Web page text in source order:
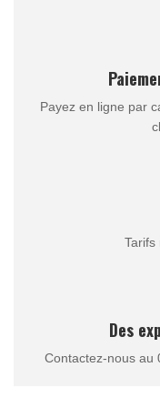
Payez en ligne par
Tarifs
Des
Contactez-nous au